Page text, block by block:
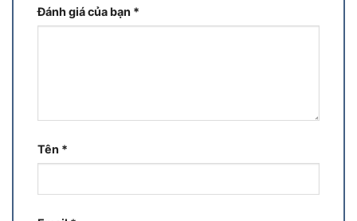
Đánh giá của bạn *
Tên *